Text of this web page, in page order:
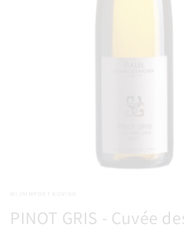
openen
modaal
WIJNIMPORT KOVINO
PINOT GRIS - Cuvée